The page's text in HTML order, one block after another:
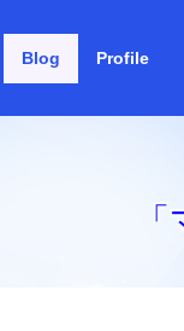
Blog Profile